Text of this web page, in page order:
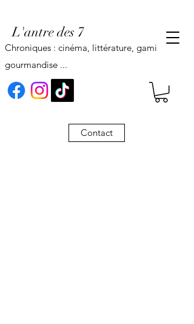
L'antre des 7
Contact
Chroniques : cinéma, littérature, gaming,
gourmandise ...